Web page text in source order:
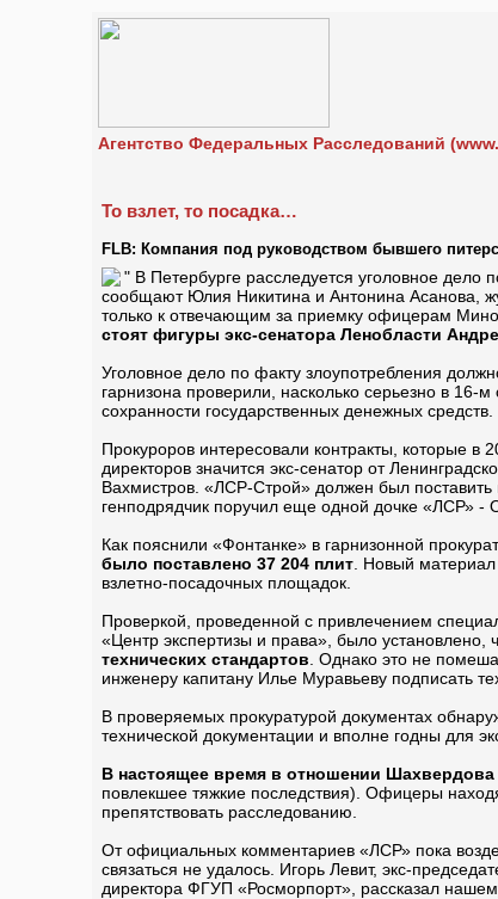
Агентство Федеральных Расследований
То взлет, то посадка…
FLB: Компания под руководством бывшего
" В Петербурге расследуется уголовное дело
сообщают Юлия Никитина и Антонина Асанова,
только к отвечающим за приемку офицерам
стоят фигуры экс-сенатора Ленобласти
Уголовное дело по факту злоупотребления
гарнизона проверили, насколько серьезно в 16-
сохранности государственных денежных средств.
Прокуроров интересовали контракты, которые
директоров значится экс-сенатор от
Вахмистров. «ЛСР-Строй» должен был
генподрядчик поручил еще одной дочке «ЛСР»
Как пояснили «Фонтанке» в гарнизонной
было поставлено 37 204 плит . Новый
взлетно-посадочных площадок.
Проверкой, проведенной с привлечением
«Центр экспертизы и права», было установлено,
технических стандартов . Однако это не
инженеру капитану Илье Муравьеву подписать
В проверяемых прокуратурой документах
технической документации и вполне годны для
В настоящее время в отношении
повлекшее тяжкие последствия). Офицеры
препятствовать расследованию.
От официальных комментариев «ЛСР» пока
связаться не удалось. Игорь Левит, экс-
директора ФГУП «Росморпорт», рассказал